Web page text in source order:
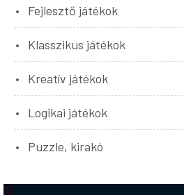
Fejlesztő játékok
Klasszikus játékok
Kreatív játékok
Logikai játékok
Puzzle, kirakó